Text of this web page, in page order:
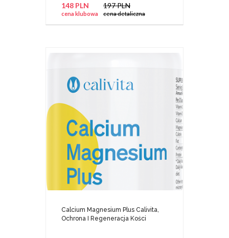
148 PLN
cena klubowa
197 PLN
cena detaliczna
Calcium Magnesium Plus Calivita,
Ochrona I Regeneracja Kości